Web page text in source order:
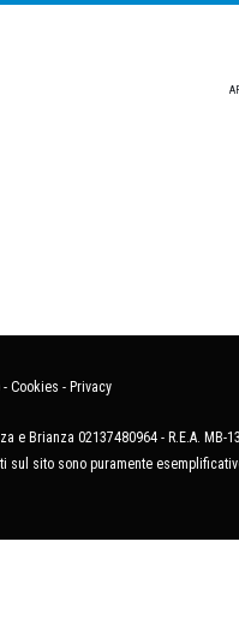
- Cookies - Privacy
Brianza 02137480964 - R.E.A.
sul sito sono puramente